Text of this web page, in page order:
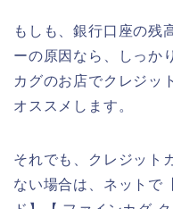
もしも、銀行口座の残
ーの原因なら、しっか
カグのお店でクレジッ
オススメします。
それでも、クレジット
ない場合は、ネットで